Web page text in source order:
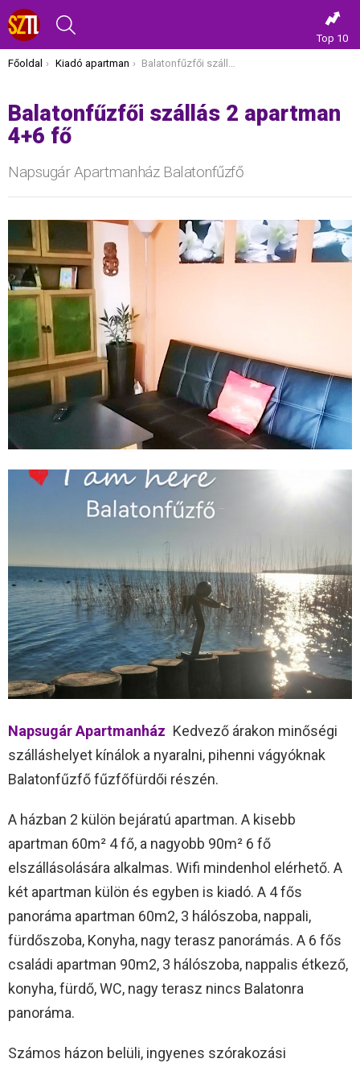
Top 10
Itt vagy most:
Főoldal Kiadó apartman Balatonfűzfői szállás 2 apartman 4+6 fő
Balatonfűzfői szállás 2 apartman
4+6 fő
Napsugár Apartmanház Balatonfűzfő
Napsugár Apartmanház Kedvező árakon minőségi
szálláshelyet kínálok a nyaralni, pihenni vágyóknak
Balatonfűzfő fűzfőfürdői részén.
A házban 2 külön bejáratú apartman. A kisebb
apartman 60m² 4 fő, a nagyobb 90m² 6 fő
elszállásolására alkalmas. Wifi mindenhol elérhető. A
két apartman külön és egyben is kiadó. A 4 fős
panoráma apartman 60m2, 3 hálószoba, nappali,
fürdőszoba, Konyha, nagy terasz panorámás. A 6 fős
családi apartman 90m2, 3 hálószoba, nappalis étkező,
konyha, fürdő, WC, nagy terasz nincs Balatonra
panoráma.
Számos házon belüli, ingyenes szórakozási